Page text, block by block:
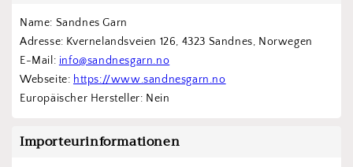
Name: Sandnes Garn
Adresse: Kvernelandsveien 126, 4323 Sandnes, Norwegen
E-Mail: info@sandnesgarn.no
Webseite: https://www.sandnesgarn.no
Europäischer Hersteller: Nein
Importeurinformationen